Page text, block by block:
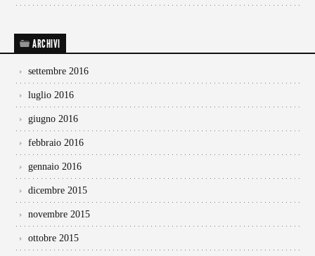
ARCHIVI
settembre 2016
luglio 2016
giugno 2016
febbraio 2016
gennaio 2016
dicembre 2015
novembre 2015
ottobre 2015